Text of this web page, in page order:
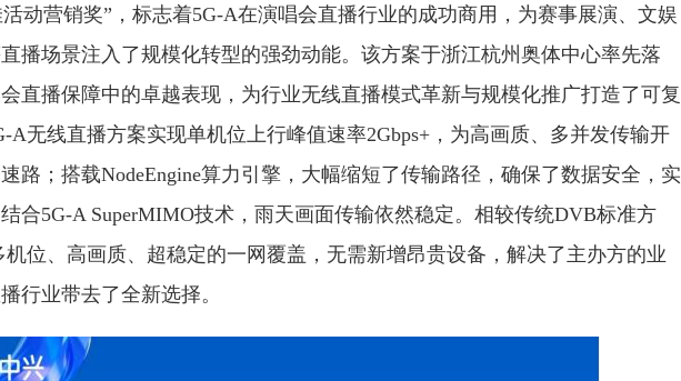
动营销奖”，标志着5G-A在演唱会直播行业的成功商用，为赛事展演、文娱
播场景注入了规模化转型的强劲动能。该方案于浙江杭州奥体中心率先落
直播保障中的卓越表现，为行业无线直播模式革新与规模化推广打造了可复
A无线直播方案实现单机位上行峰值速率2Gbps+，为高画质、多并发传输开
路；搭载NodeEngine算力引擎，大幅缩短了传输路径，确保了数据安全，实
合5G-A SuperMIMO技术，雨天画面传输依然稳定。相较传统DVB标准方
位、高画质、超稳定的一网覆盖，无需新增昂贵设备，解决了主办方的业
行业带去了全新选择。